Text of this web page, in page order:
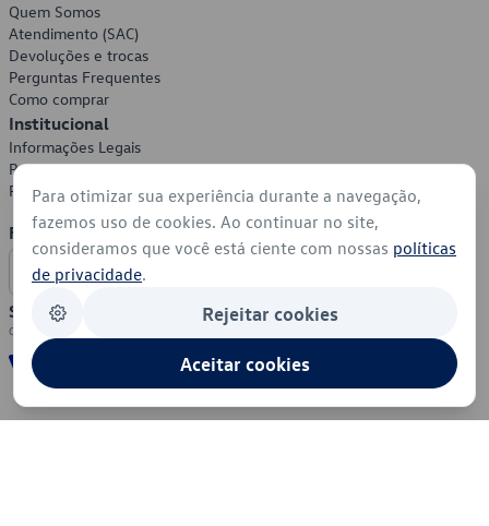
Quem Somos
Atendimento (SAC)
Devoluções e trocas
Perguntas Frequentes
Como comprar
Institucional
Informações Legais
Política de Privacidade
Política de Cookies
Formas de Pagamento
Segurança
Para otimizar sua experiência durante a navegação,
fazemos uso de cookies. Ao continuar no site,
consideramos que você está ciente com nossas políticas
de privacidade.
Rejeitar cookies
Aceitar cookies